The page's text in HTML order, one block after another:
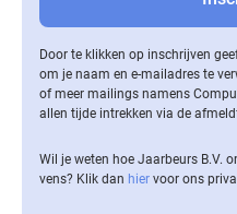
Door te klikken op inschrijven
om je naam en e-mailadres te
of meer mailings namens
allen tijde intrekken via de
Wil je weten hoe Jaarbeurs B.V.
vens? Klik dan hier voor ons